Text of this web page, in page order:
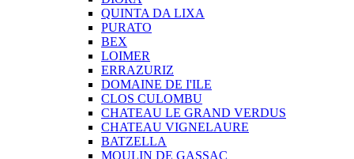
QUINTA DA LIXA
PURATO
BEX
LOIMER
ERRAZURIZ
DOMAINE DE I'ILE
CLOS CULOMBU
CHATEAU LE GRAND VERDUS
CHATEAU VIGNELAURE
BATZELLA
MOULIN DE GASSAC